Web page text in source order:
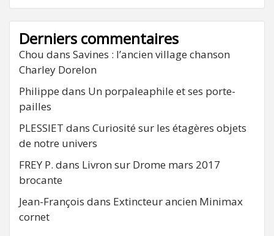
Derniers commentaires
Chou dans Savines : l’ancien village chanson
Charley Dorelon
Philippe dans Un porpaleaphile et ses porte-
pailles
PLESSIET dans Curiosité sur les étagères objets
de notre univers
FREY P. dans Livron sur Drome mars 2017
brocante
Jean-François dans Extincteur ancien Minimax
cornet